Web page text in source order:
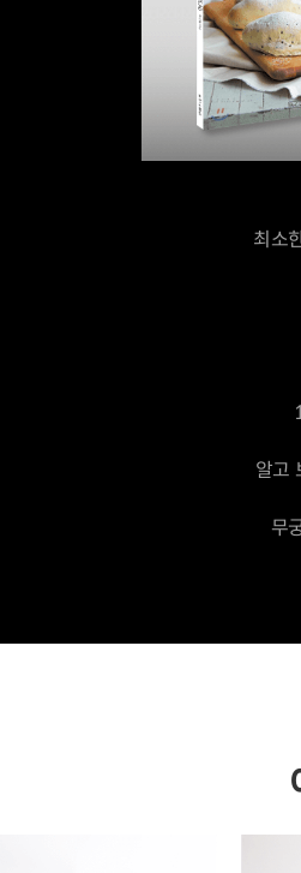
최소
알고
무